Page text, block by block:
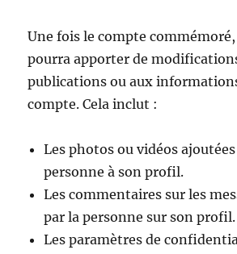
Une fois le compte
pourra apporter de
publications ou aux
compte. Cela inclut :
Les photos ou vidéos
personne à son profil.
Les commentaires sur les
par la personne sur son profil.
Les paramètres de